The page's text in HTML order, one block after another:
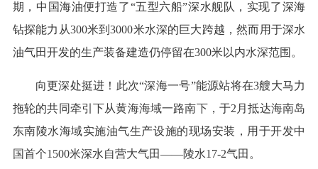
期，中国海油便打造了“五型六船”深水舰队，实现了深海
钻探能力从300米到3000米水深的巨大跨越，然而用于深水
油气田开发的生产装备建造仍停留在300米以内水深范围。
向更深处挺进！此次“深海一号”能源站将在3艘大马力
拖轮的共同牵引下从黄海海域一路南下，于2月抵达海南岛
东南陵水海域实施油气生产设施的现场安装，用于开发中
国首个1500米深水自营大气田——陵水17-2气田。